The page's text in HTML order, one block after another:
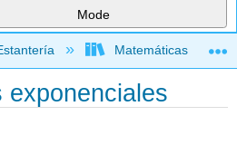
Mode
jerarquía global
Matemáticas
exponenciales